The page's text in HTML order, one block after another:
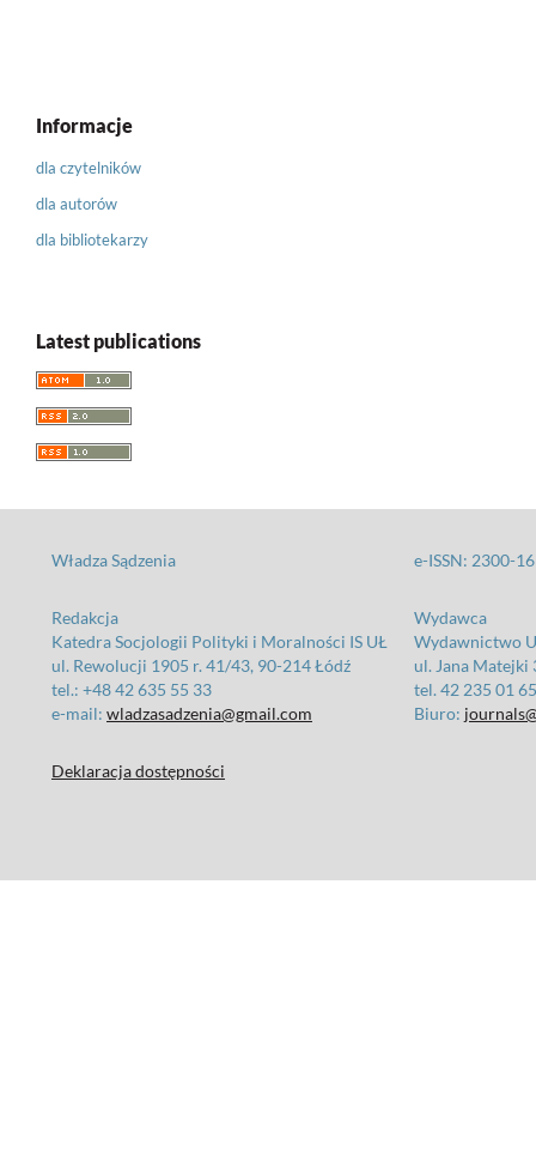
Informacje
dla czytelników
dla autorów
dla bibliotekarzy
Latest publications
Władza Sądzenia e-ISSN: 2300-
Redakcja
Katedra Socjologii Polityki i Moralności IS UŁ
ul. Rewolucji 1905 r. 41/43, 90-214 Łódź
tel.: +48 42 635 55 33
e-mail: wladzasadzenia@gmail.com
Wydawca
Wydawnictwo
ul. Jana Matejki
tel. 42 235 01
Biuro:
Deklaracja dostępności